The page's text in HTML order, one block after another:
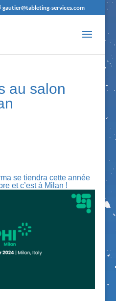
gautier@tableting-services.com
au salon
se tiendra cette année
et c’est à Milan !